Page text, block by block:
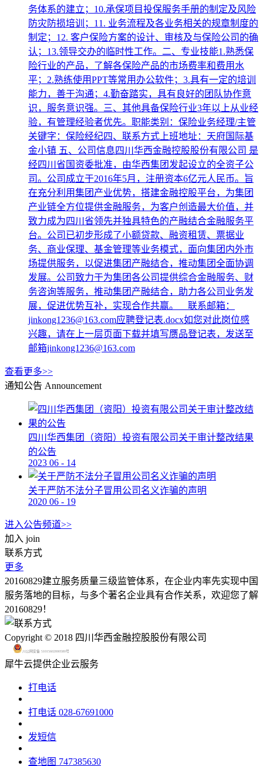
务体系的建立；10.承保项目投保服务手册的制定及风险
防灾防损培训；11. 业务流程及各业务相关的规章制度的
制定；12. 客户保险方案的设计、审核及与保险公司的确
认；13.领导交办的临时性工作。二、专业技能1.熟悉保
险行业的产品，了解各保险产品的市场费率和费用水
平；2.熟练使用PPT等常用办公软件；3.具有一定的培训
能力，善于沟通；4.勤奋踏实，具有良好的团队协作意
识，服务意识强。三、其他具备保险行业3年以上从业经
验，有管理经验者优先。职能类别：保险业务经理/主管
关键字：保险经纪四、联系方式上班地址：天府国际基
金小镇 五、公司信息四川华西金融控股股份有限公司 是
经四川省国资委批准，由华西集团发起设立的全资子公
司。公司成立于2016年5月，注册资本6亿元人民币。旨
在充分利用集团产业优势，搭建金融控股平台，为集团
产业链全方位提供金融服务，为客户创造最大价值，并
致力成为四川省领先并独具特色的产融结合金融服务平
台。公司已初步形成了小额贷款、融资租赁、票据业
务、商业保理、基金管理等业务模式，面向集团内外市
场提供服务，以促进集团产融结合，推动集团全面协调
发展。公司致力于为集团各公司提供综合金融服务、财
务咨询等服务，推动集团产融结合，助力各公司业务发
展，促进优势互补，实现合作共赢。 联系邮箱：
jinkong1236@163.com应聘登记表.docx如您对此岗位感
兴趣，请在上一层页面下载并填写赝品登记表，发送至
邮箱jinkong1236@163.com
查看更多>>
通知公告 Announcement
四川华西集团（资阳）投资有限公司关于审计整改结果
的公告
2023 06 - 14
关于严防不法分子冒用公司名义诈骗的声明
2020 06 - 19
进入公告频道>>
加入 join
联系方式
更多
20160829建立服务质量三级监管体系，在企业内率先实现中国
服务落地的目标，与多个著名企业具有合作关系，欢迎您了解
20160829！
Copyright © 2018 四川华西金融控股股份有限公司
川公网安备 51015602000580号
犀牛云提供企业云服务
打电话
打电话 028-67691000
发短信
查地图 747385630